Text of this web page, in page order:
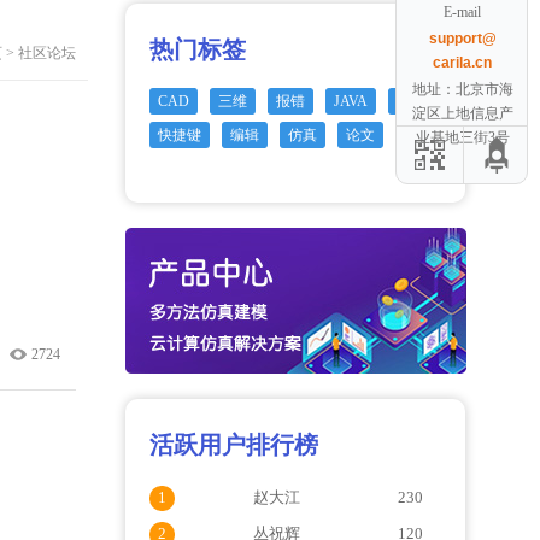
> 社区论坛
2724
热门标签
CAD 三维 报错 JAVA
GIS
快捷键
编辑 仿真 论文 Cloud
活跃用户排行榜
1 赵大江
230
2
丛祝辉 120
E-mail
support@
carila.cn
地址：北京市海
淀区上地信息产
业基地三街3号